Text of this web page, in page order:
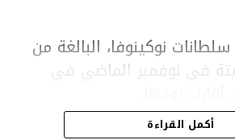
نوكينوفا، البالغة من
ميتة في نوفمبر الماضي في
الشرعي، توفيت نوكينوفا
أكمل القراءة